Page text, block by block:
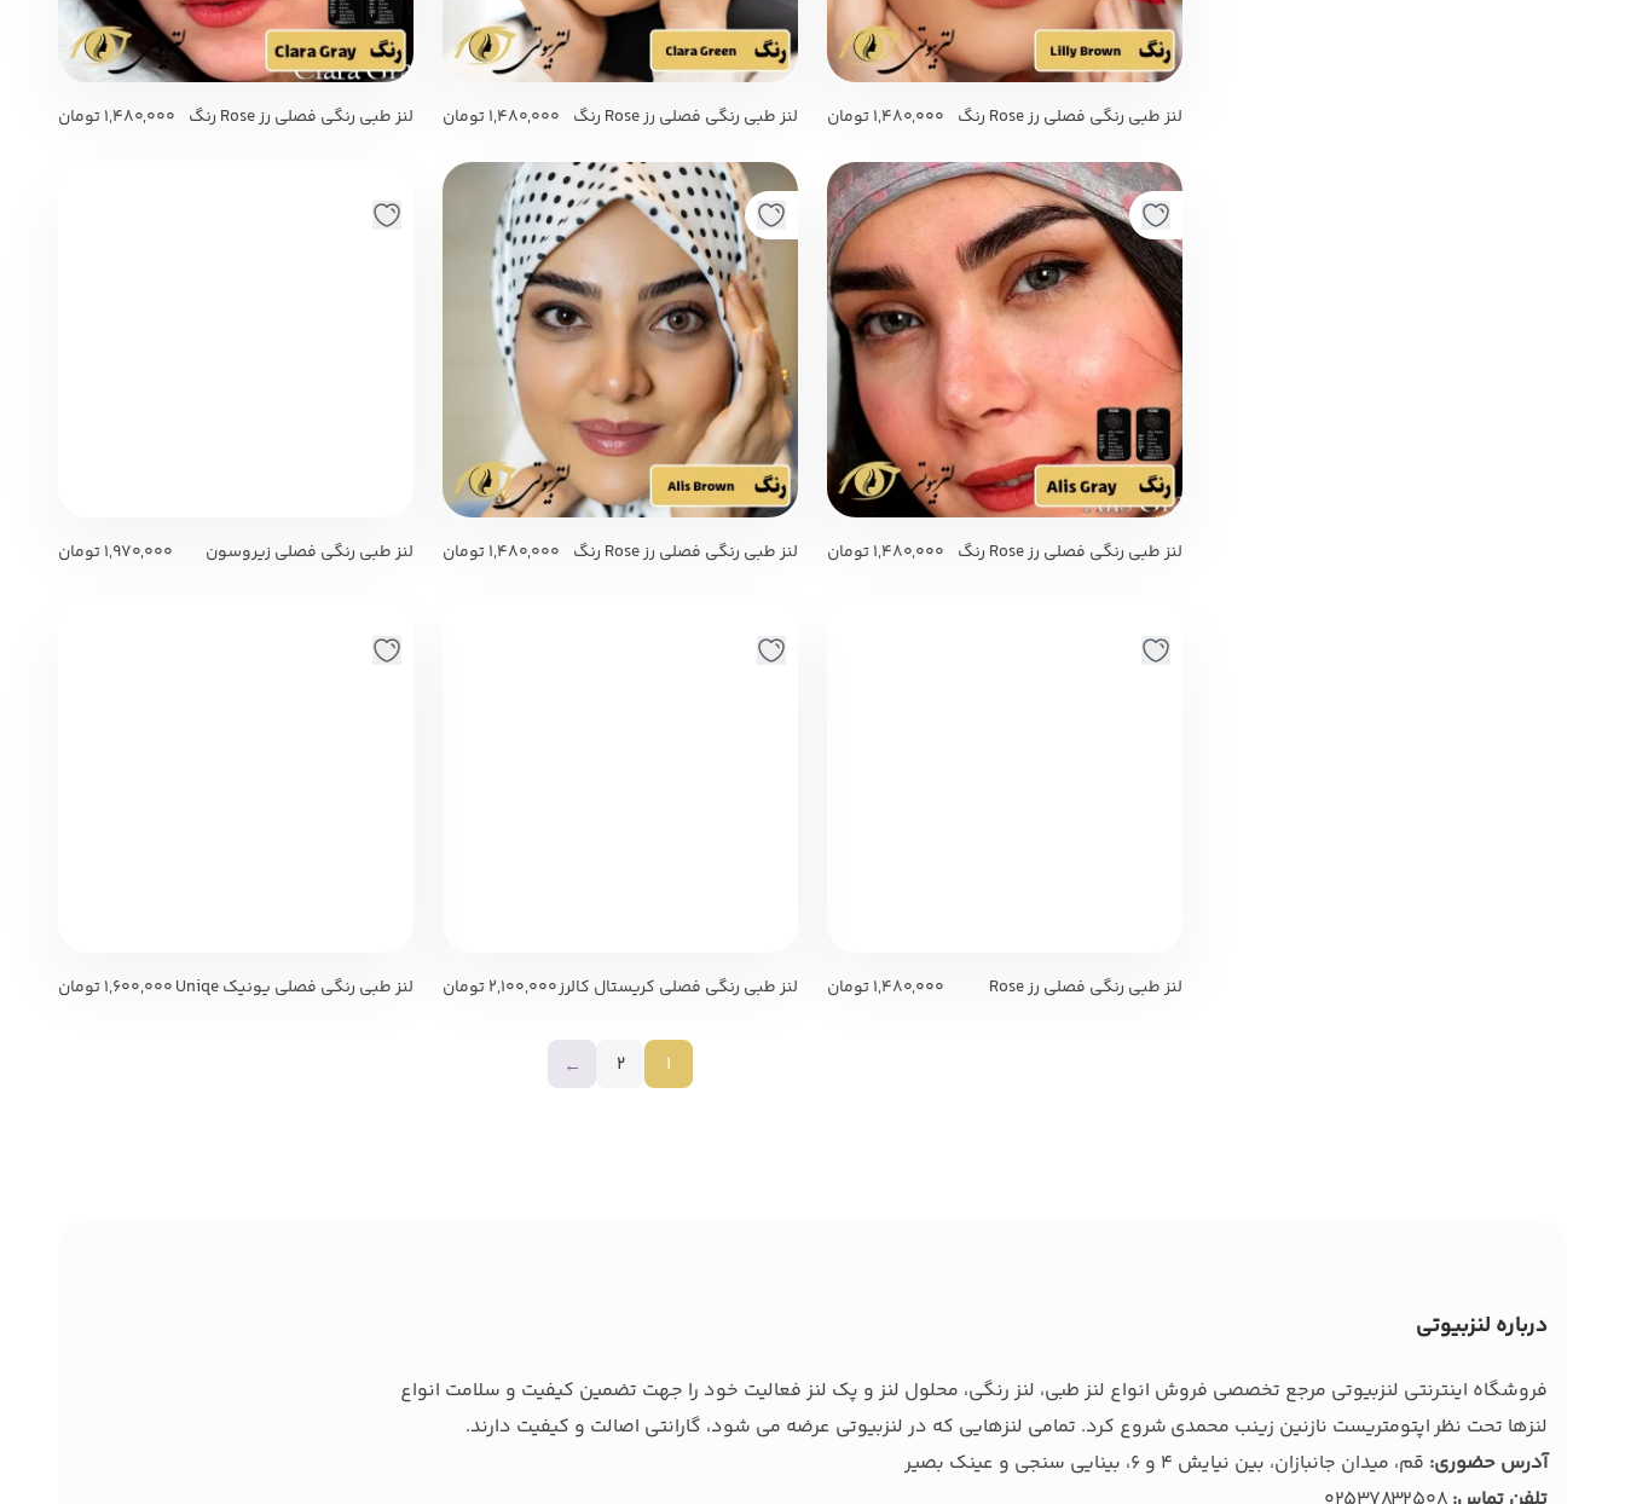
لنز طبی رنگی فصلی رز Rose رنگ 1,480,000تومان
لنز طبی رنگی فصلی رز Rose رنگ 1,480,000تومان
لنز طبی رنگی فصلی رز Rose رنگ 1,480,000تومان
لنز طبی رنگی فصلی رز Rose رنگ 1,480,000تومان
لنز طبی رنگی فصلی رز Rose رنگ 1,480,000تومان
لنز طبی رنگی فصلی زیروسون
1,970,000تومان
لنز طبی رنگی فصلی رز Rose 1,480,000تومان لنز طبی رنگی فصلی کریستال کالرز2,100,000تومان لنز طبی رنگی فصلی یونیک Uniqe 1,600,000تومان
1
2
←
درباره لنزبیوتی
فروشگاه اینترنتی لنزبیوتی مرجع تخصصی فروش انواع لنز طبی، لنز رنگی، محلول لنز و پک لنز فعالیت خود را جهت تضمین کیفیت و سلامت انواع
لنزها تحت نظر اپتومتریست نازنین زینب محمدی شروع کرد. تمامی لنزهایی که در لنزبیوتی عرضه می شود، گارانتی اصالت و کیفیت دارند.
آدرس حضوری: قم، میدان جانبازان، بین نیایش 4 و 6، بینایی سنجی و عینک بصیر